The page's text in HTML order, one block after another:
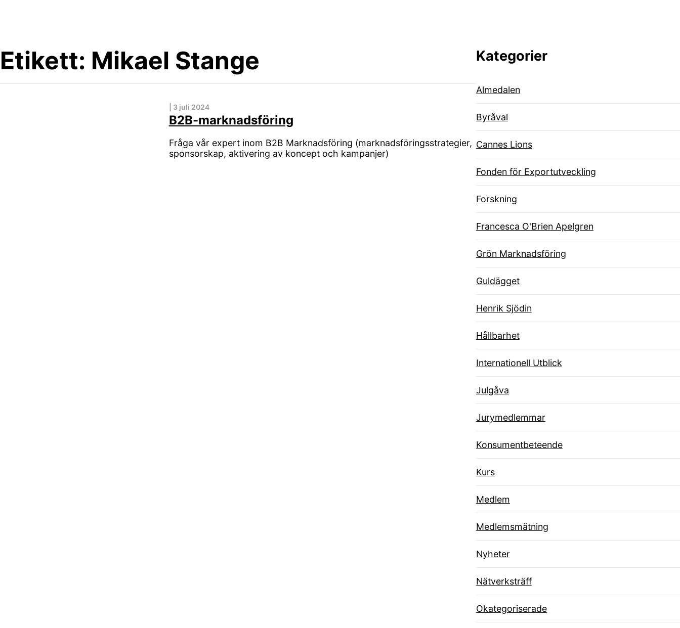
Kategorier
Almedalen
Byråval
Cannes Lions
Fonden för Exportutveckling
Forskning
Francesca O'Brien Apelgren
Grön Marknadsföring
Guldägget
Henrik Sjödin
Hållbarhet
Internationell Utblick
Julgåva
Jurymedlemmar
Konsumentbeteende
Kurs
Medlem
Medlemsmätning
Nyheter
Nätverksträff
Okategoriserade
Etikett: Mikael Stange
3 juli 2024
B2B-marknadsföring
Fråga vår expert inom B2B Marknadsföring (marknadsföringsstrategier,
sponsorskap, aktivering av koncept och kampanjer)